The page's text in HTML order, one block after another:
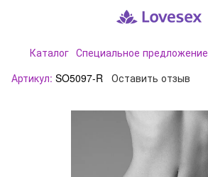
Каталог Специальное предложение
Артикул: SO5097-R Оставить отзыв